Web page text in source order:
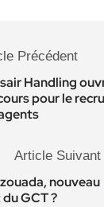
Précédent
Handling
pour le
Article Suivant
nouveau
GCT ?